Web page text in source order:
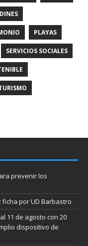
PLAYAS
SERVICIOS SOCIALES
prevenir los
por UD Barbastro
11 de agosto con 20
dispositivo de